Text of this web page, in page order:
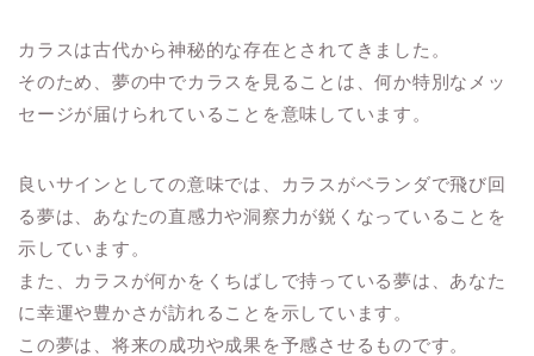
カラスは古代から神秘的な存在とされてきました。
そのため、夢の中でカラスを見ることは、何か特別なメッ
セージが届けられていることを意味しています。
良いサインとしての意味では、カラスがベランダで飛び回
る夢は、あなたの直感力や洞察力が鋭くなっていることを
示しています。
また、カラスが何かをくちばしで持っている夢は、あなた
に幸運や豊かさが訪れることを示しています。
この夢は、将来の成功や成果を予感させるものです。